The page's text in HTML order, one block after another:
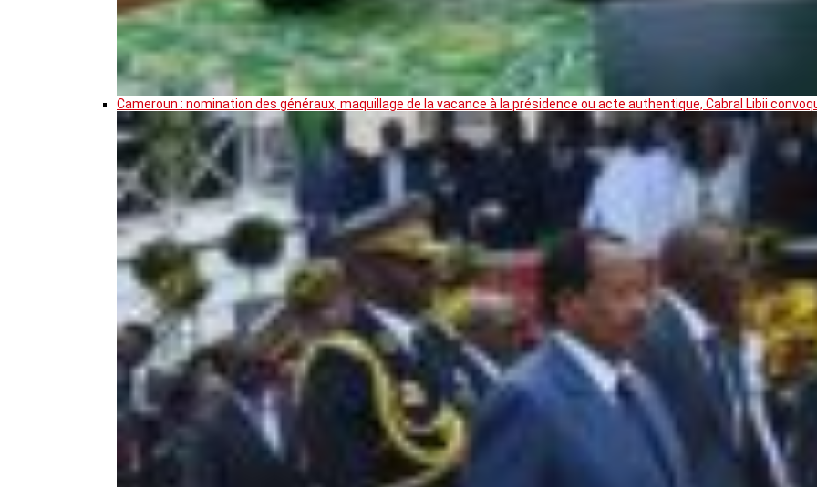
Cameroun : nomination des généraux, maquillage de la vacance à la présidence ou acte authentique, Cabral Libii